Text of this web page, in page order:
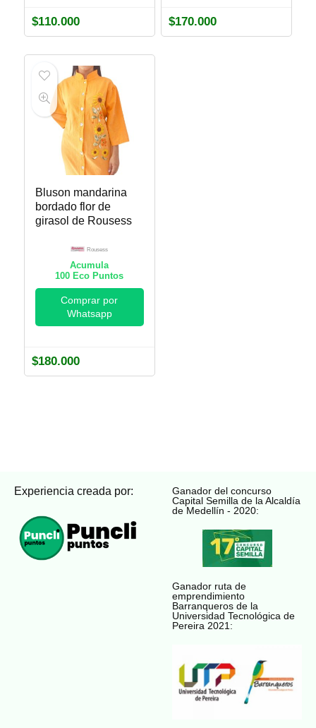
$110.000 $170.000
Bluson mandarina
bordado flor de
girasol de Rousess
Rousess
Acumula
100 Eco Puntos
Comprar por
Whatsapp
$180.000
Experiencia creada por:
Ganador del concurso
Capital Semilla de la Alcaldía
de Medellín - 2020:
Ganador ruta de
emprendimiento
Barranqueros de la
Universidad Tecnológica de
Pereira 2021: